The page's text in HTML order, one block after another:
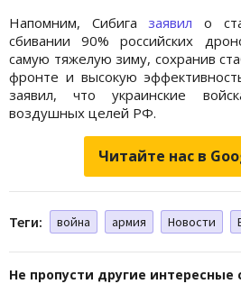
Напомним, Сибигазаявил о
сбивании 90% российских
самую тяжелую зиму, сохранив
фронте и высокую
заявил, что украинские
воздушных целей РФ.
Читайте нас в
Теги: война армия Новости
Не пропусти другие